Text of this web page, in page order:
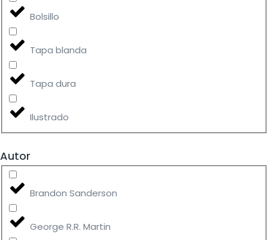
Bolsillo
Tapa blanda
Tapa dura
Ilustrado
Autor
Brandon Sanderson
George R.R. Martin